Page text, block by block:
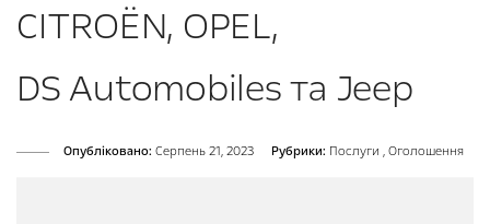
CITROËN, OPEL,
DS Automobiles та Jeep
Опубліковано: Серпень 21, 2023 Рубрики: Послуги , Оголошення